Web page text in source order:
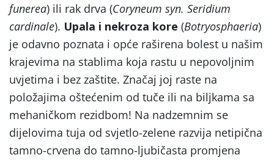
funerea) ili rak drva (Coryneum syn. Seridium
cardinale). Upala i nekroza kore (Botryosphaeria)
je odavno poznata i opće raširena bolest u našim
krajevima na stablima koja rastu u nepovoljnim
uvjetima i bez zaštite. Značaj joj raste na
položajima oštećenim od tuče ili na biljkama sa
mehaničkom rezidbom! Na nadzemnim se
dijelovima tuja od svjetlo-zelene razvija netipična
tamno-crvena do tamno-ljubičasta promjena